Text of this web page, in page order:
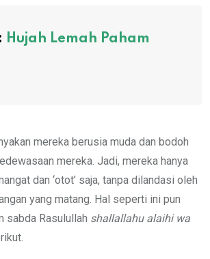
Hujah Lemah Paham
mereka berusia muda dan bodoh
mereka. Jadi, mereka hanya
dan ‘otot’ saja, tanpa dilandasi oleh
yang matang. Hal seperti ini pun
sabda Rasulullah shallallahu alaihi wa